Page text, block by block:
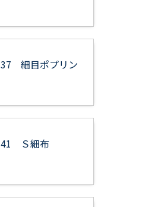
37 細目ポプリン
41 Ｓ細布